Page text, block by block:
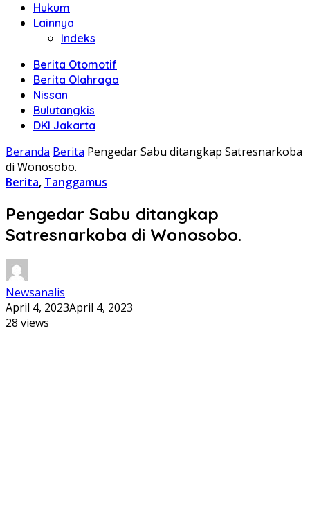
Hukum
Lainnya
Indeks
Berita Otomotif
Berita Olahraga
Nissan
Bulutangkis
DKI Jakarta
Beranda Berita Pengedar Sabu ditangkap Satresnarkoba
di Wonosobo.
Berita, Tanggamus
Pengedar Sabu ditangkap
Satresnarkoba di Wonosobo.
Newsanalis
April 4, 2023April 4, 2023
28 views